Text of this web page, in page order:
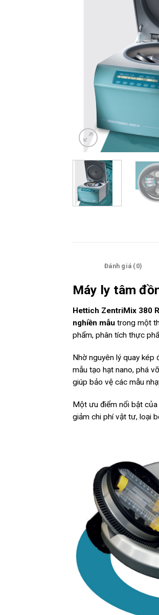
Đánh giá (0)
Máy ly tâm
Hettich ZentriMix 380 R
nghiền mẫu trong một
phẩm, phân tích thực
Nhờ nguyên lý quay
mẫu tạo hạt nano, phá
giúp bảo vệ các mẫu
Một ưu điểm nổi bật
giảm chi phí vật tư, loại